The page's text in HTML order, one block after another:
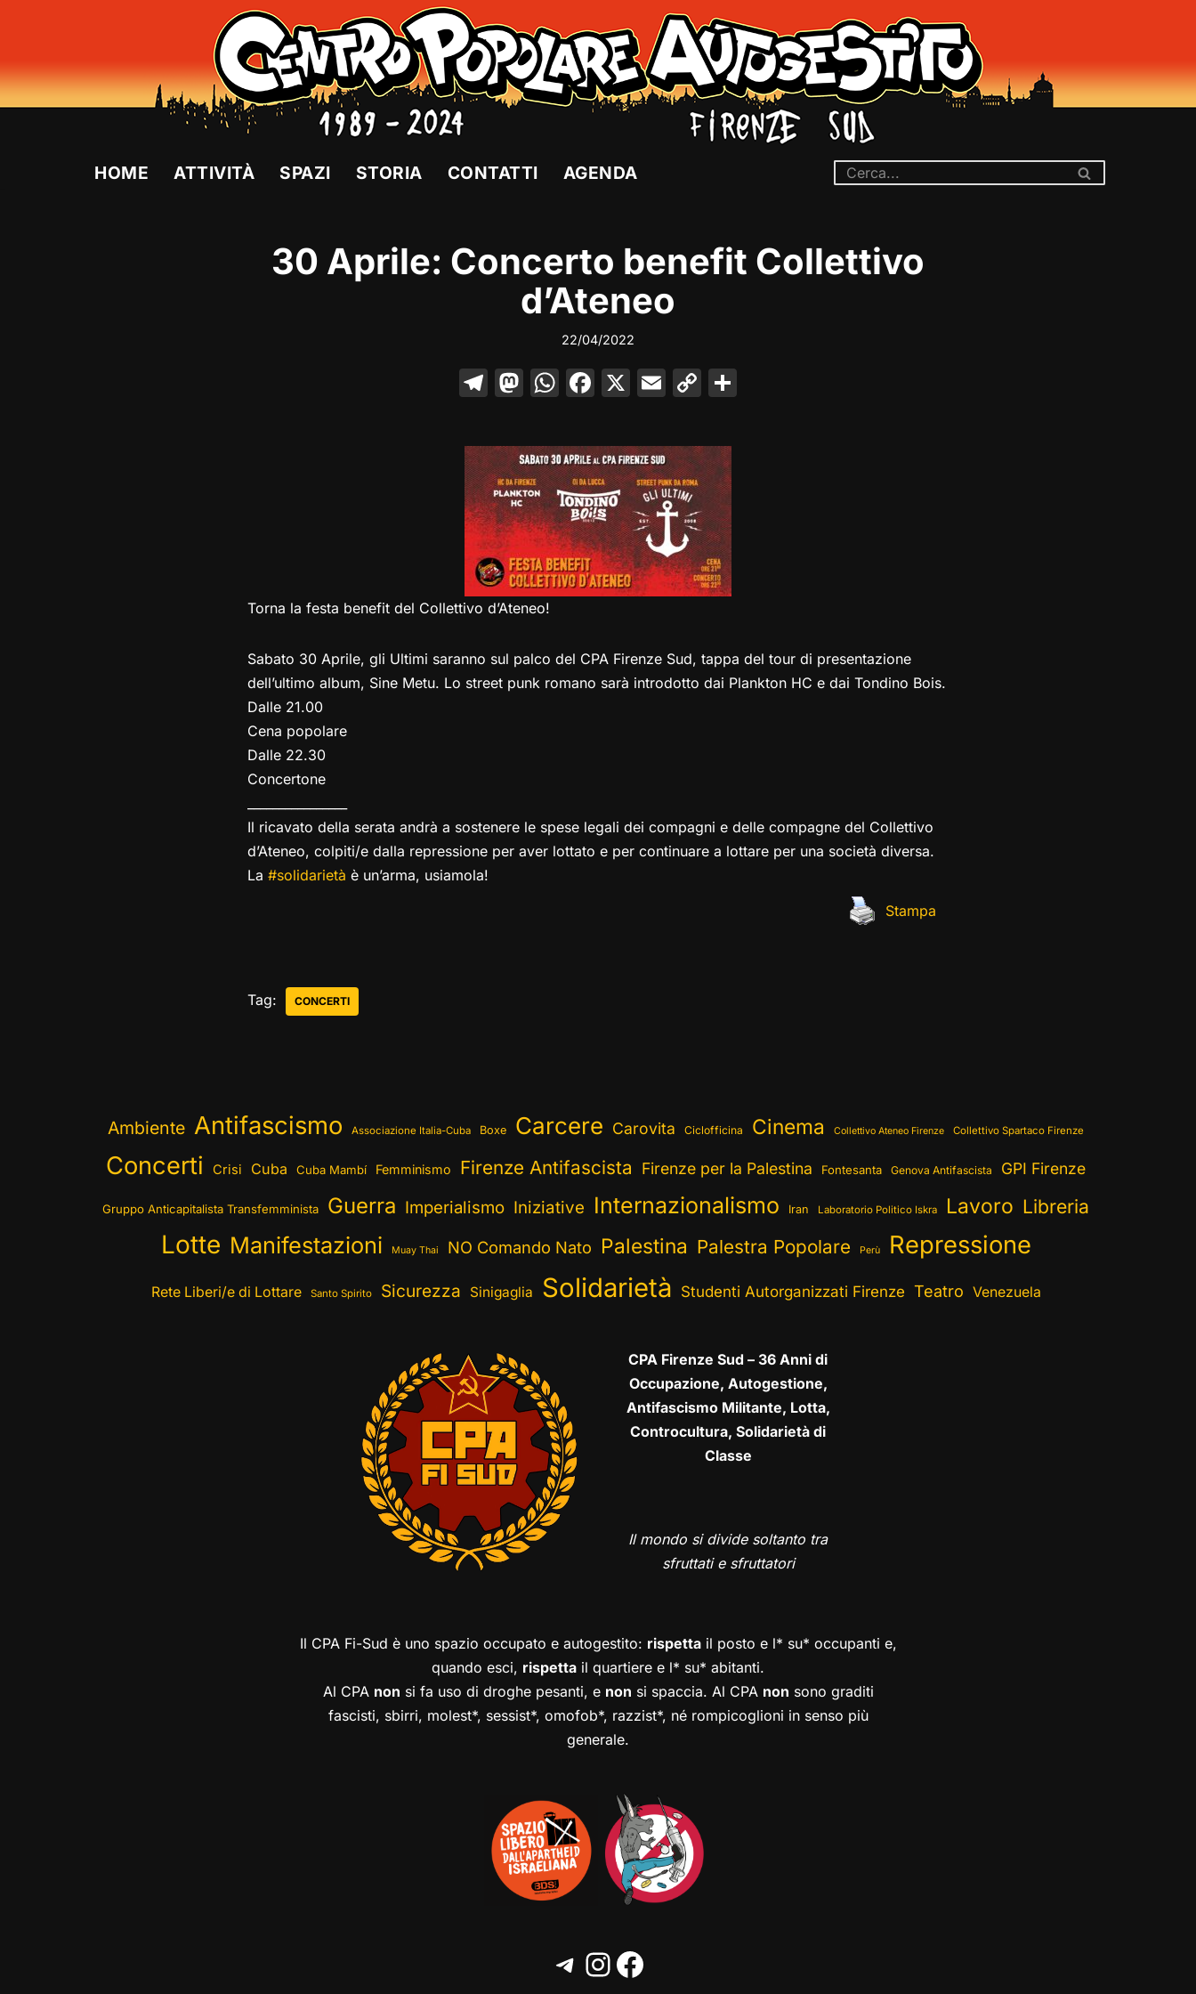
al
HOME ATTIVITÀ SPAZI STORIA CONTATTI AGENDA
30 Aprile: Concerto benefit Collettivo
d’Ateneo
22/04/2022
T
e
gr
a
m
M
st
o
d
o
n
W
at
s
A
p
p
F
c
e
b
o
o
k
X E
ai
l
C
p
y
Li
n
k
Torna la festa benefit del Collettivo d’Ateneo!
Sabato 30 Aprile, gli Ultimi saranno sul palco del CPA Firenze Sud, tappa del tour di presentazione
dell’ultimo album, Sine Metu. Lo street punk romano sarà introdotto dai Plankton HC e dai Tondino Bois.
Dalle 21.00
Cena popolare
Dalle 22.30
Concertone
Il ricavato della serata andrà a sostenere le spese legali dei compagni e delle compagne del Collettivo
d’Ateneo, colpiti/e dalla repressione per aver lottato e per continuare a lottare per una società diversa.
La #solidarietà è un’arma, usiamola!
Stampa
Tag: CONCERTI
Ambiente Antifascismo Associazione Italia-Cuba Boxe Carcere Carovita Ciclofficina Cinema Collettivo Ateneo Firenze Collettivo Spartaco Firenze
Concerti Crisi Cuba Cuba Mambí Femminismo Firenze Antifascista Firenze per la Palestina Fontesanta Genova Antifascista GPI Firenze
Gruppo Anticapitalista Transfemminista Guerra Imperialismo Iniziative Internazionalismo Iran Laboratorio Politico Iskra Lavoro Libreria
Lotte Manifestazioni Muay Thai NO Comando Nato Palestina Palestra Popolare Perù Repressione
Rete Liberi/e di Lottare Santo Spirito Sicurezza Sinigaglia Solidarietà Studenti Autorganizzati Firenze Teatro Venezuela
CPA Firenze Sud – 36 Anni di
Occupazione, Autogestione,
Antifascismo Militante, Lotta,
Controcultura, Solidarietà di
Classe
Il mondo si divide soltanto tra
sfruttati e sfruttatori
Il CPA Fi-Sud è uno spazio occupato e autogestito: rispettail posto e l* su* occupanti e,
quando esci, rispetta il quartiere e l* su* abitanti.
Al CPA non si fa uso di droghe pesanti, e non si spaccia. Al CPA non sono graditi
fascisti, sbirri, molest*, sessist*, omofob*, razzist*, né rompicoglioni in senso più
generale.